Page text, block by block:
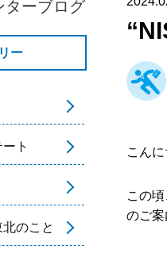
こん
この
のご
ターブログ
ー
ト
のこと